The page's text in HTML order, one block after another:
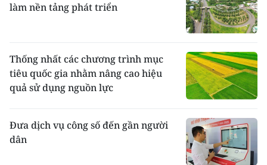
làm nền tảng phát triển
Thống nhất các chương trình mục
tiêu quốc gia nhằm nâng cao hiệu
quả sử dụng nguồn lực
Đưa dịch vụ công số đến gần người
dân